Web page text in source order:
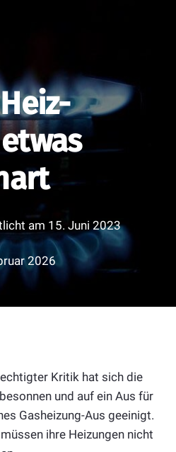
am 15. Juni 2023
2026
Kritik hat sich die
und auf ein Aus für
Gasheizung-Aus geeinigt.
ihre Heizungen nicht